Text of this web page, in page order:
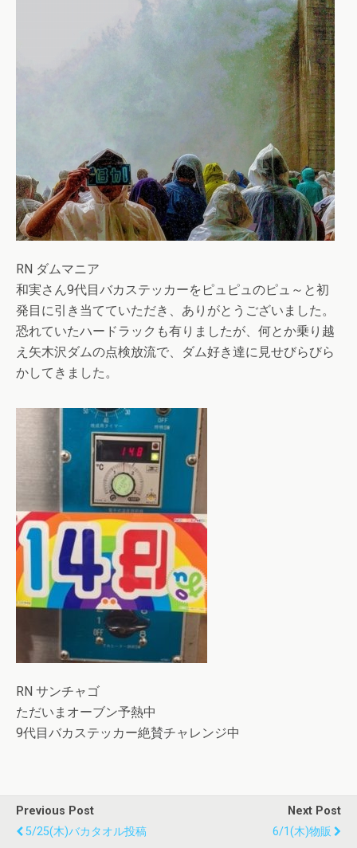
RN ダムマニア
和実さん9代目バカステッカーをピュピュのピュ～と初
発目に引き当てていただき、ありがとうございました。
恐れていたハードラックも有りましたが、何とか乗り越
え矢木沢ダムの点検放流で、ダム好き達に見せびらびら
かしてきました。
RN サンチャゴ
ただいまオーブン予熱中
9代目バカステッカー絶賛チャレンジ中
Previous Post
5/25(木)バカタオル投稿
Next Post
6/1(木)物販